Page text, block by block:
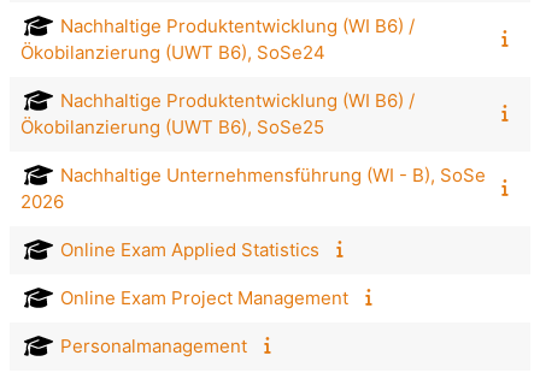
Nachhaltige Produktentwicklung (WI B6) /
Ökobilanzierung (UWT B6), SoSe24
Nachhaltige Produktentwicklung (WI B6) /
Ökobilanzierung (UWT B6), SoSe25
Nachhaltige Unternehmensführung (WI - B), SoSe
2026
Online Exam Applied Statistics
Online Exam Project Management
Personalmanagement